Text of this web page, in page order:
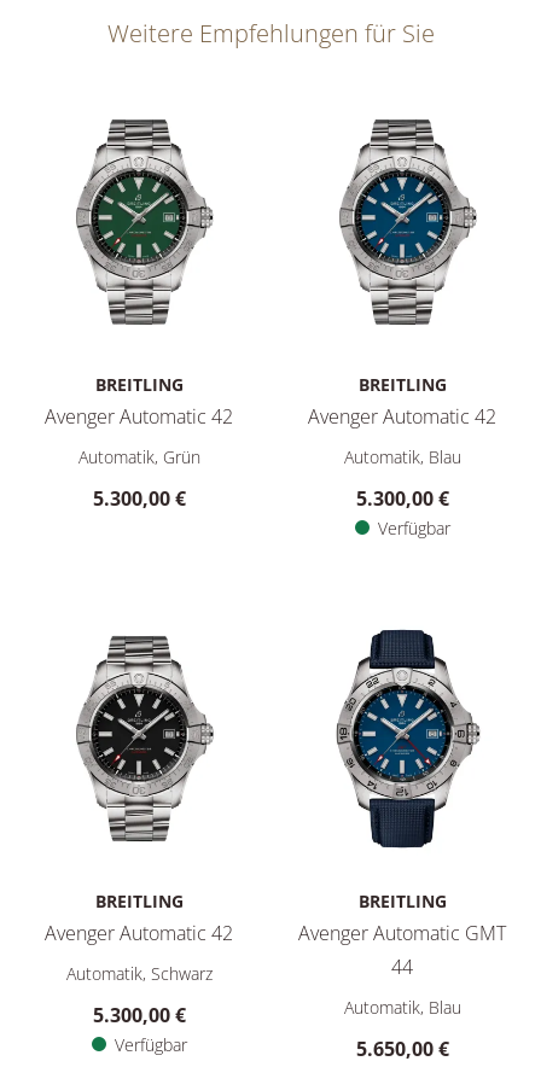
Weitere Empfehlungen für Sie
BREITLING
Avenger Automatic 42
Breitling Avenger Automatic 42, Ref: A17328101L1A1, Preis:
Automatik, Grün
5.300,00 €
BREITLING
Avenger Automatic 42
Breitling Avenger Automatic
Automatik, Blau
5.300,00 €
Verfügbar
BREITLING
Avenger Automatic 42
Breitling Avenger Automatic 42, Ref: A17328101B1A1,
Automatik, Schwarz
5.300,00 €
Verfügbar
BREITLING
Avenger Automatic GMT
44
Breitling Avenger Automatic
Automatik, Blau
5.650,00 €